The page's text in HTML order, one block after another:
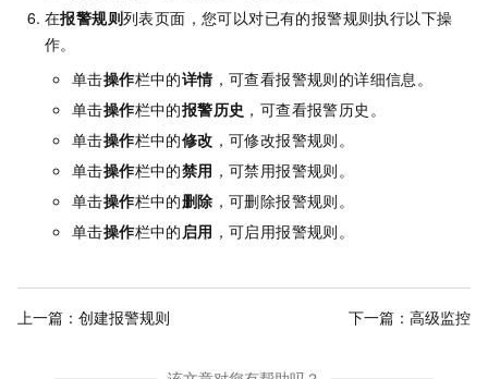
在报警规则列表页面，您可以对已有的报警规则执行以下操
作。
单击操作栏中的详情，可查看报警规则的详细信息。
单击操作栏中的报警历史 ，可查看报警历史。
单击操作栏中的修改 ，可修改报警规则。
单击操作栏中的禁用 ，可禁用报警规则。
单击操作栏中的删除 ，可删除报警规则。
单击操作栏中的启用 ，可启用报警规则。
上一篇： 创建报警规则 下一篇： 高级监控